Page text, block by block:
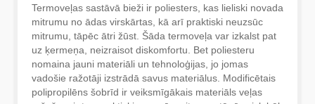
Termoveļas sastāvā bieži ir poliesters, kas lieliski novada
mitrumu no ādas virskārtas, kā arī praktiski neuzsūc
mitrumu, tāpēc ātri žūst. Šāda termoveļa var izkalst pat
uz ķermeņa, neizraisot diskomfortu. Bet poliesteru
nomaina jauni materiāli un tehnoloģijas, jo jomas
vadošie ražotāji izstrādā savus materiālus. Modificētais
polipropilēns šobrīd ir veiksmīgākais materiāls veļas